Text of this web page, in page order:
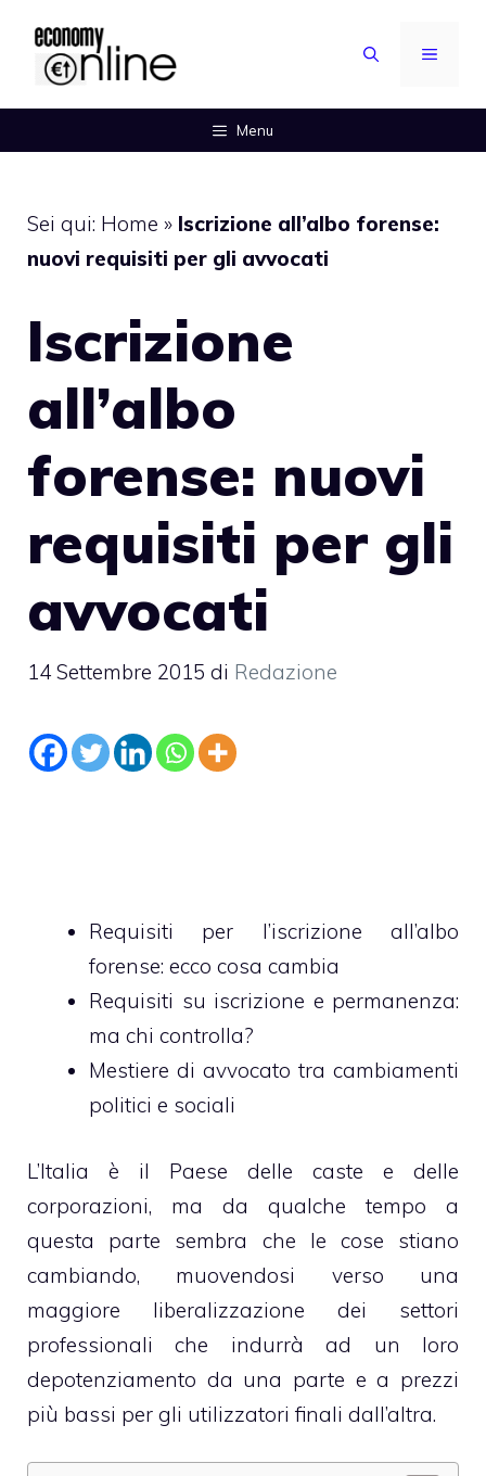
contenuto
MENU
Menu
Sei qui: Home » Iscrizione all’albo forense:
nuovi requisiti per gli avvocati
Iscrizione
all’albo
forense: nuovi
requisiti per gli
avvocati
14 Settembre 2015 di Redazione
Requisiti per l’iscrizione all’albo
forense: ecco cosa cambia
Requisiti su iscrizione e permanenza:
ma chi controlla?
Mestiere di avvocato tra cambiamenti
politici e sociali
L’Italia è il Paese delle caste e delle
corporazioni, ma da qualche tempo a
questa parte sembra che le cose stiano
cambiando, muovendosi verso una
maggiore liberalizzazione dei settori
professionali che indurrà ad un loro
depotenziamento da una parte e a prezzi
più bassi per gli utilizzatori finali dall’altra.